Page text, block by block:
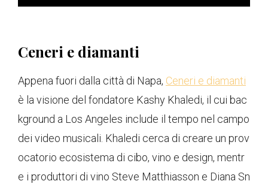
Ceneri e diamanti
Appena fuori dalla città di Napa, Ceneri e diamanti
è la visione del fondatore Kashy Khaledi, il cui bac
kground a Los Angeles include il tempo nel campo
dei video musicali. Khaledi cerca di creare un prov
ocatorio ecosistema di cibo, vino e design, mentr
e i produttori di vino Steve Matthiasson e Diana Sn